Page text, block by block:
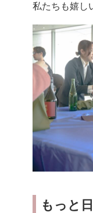
私たちも嬉し
もっと